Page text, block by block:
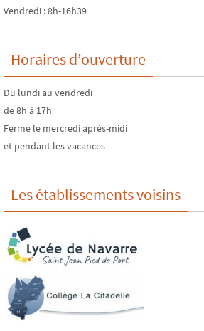
Vendredi : 8h-16h39
Horaires d’ouverture
Du lundi au vendredi
de 8h à 17h
Fermé le mercredi après-midi
et pendant les vacances
Les établissements voisins